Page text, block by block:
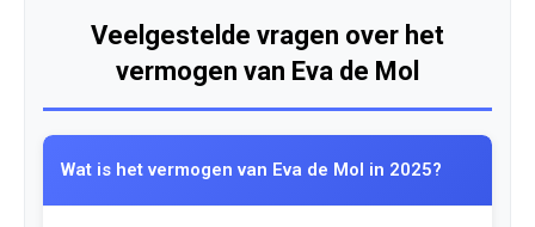
Veelgestelde vragen over het
vermogen van Eva de Mol
Wat is het vermogen van Eva de Mol in 2025?